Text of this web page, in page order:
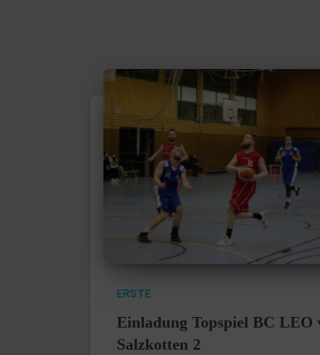
ERSTE
Einladung Topspiel BC LEO
Salzkotten 2